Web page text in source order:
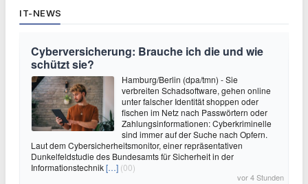
IT-NEWS
Cyberversicherung: Brauche ich die und wie
schützt sie?
Hamburg/Berlin (dpa/tmn) - Sie
verbreiten Schadsoftware, gehen online
unter falscher Identität shoppen oder
fischen im Netz nach Passwörtern oder
Zahlungsinformationen: Cyberkriminelle
sind immer auf der Suche nach Opfern.
Laut dem Cybersicherheitsmonitor, einer repräsentativen
Dunkelfeldstudie des Bundesamts für Sicherheit in der
Informationstechnik[…] (00)
vor 4 Stunden